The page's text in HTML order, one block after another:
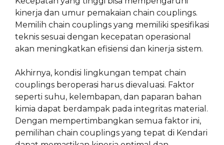
kinerja dan umur pemakaian chain couplings.
Memilih chain couplings yang memiliki spesifikasi
teknis sesuai dengan kecepatan operasional
akan meningkatkan efisiensi dan kinerja sistem.
Akhirnya, kondisi lingkungan tempat chain
couplings beroperasi harus dievaluasi. Faktor
seperti suhu, kelembapan, dan paparan bahan
kimia dapat berdampak pada integritas material.
Dengan mempertimbangkan semua faktor ini,
pemilihan chain couplings yang tepat di Kendari